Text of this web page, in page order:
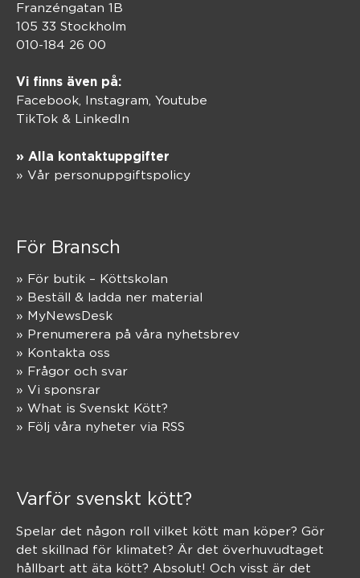
Franzéngatan 1B
105 33 Stockholm
010-184 26 00
Vi finns även på:
Facebook, Instagram Youtube
TikTok & LinkedIn
» Alla kontaktuppgifter
» Vår personuppgiftspolicy
För Bransch
» För butik – Köttskolan
» Beställ & ladda ner material
» MyNewsDesk
» Prenumerera på våra nyhetsbrev
» Kontakta oss
» Frågor och svar
» Vi sponsrar
» What is Svenskt Kött?
» Följ våra nyheter via RSS
Varför svenskt kött?
Spelar det någon roll vilket kött man köper? Gör
det skillnad för klimatet? Är det överhuvudtaget
hållbart att äta kött? Absolut! Och visst är det